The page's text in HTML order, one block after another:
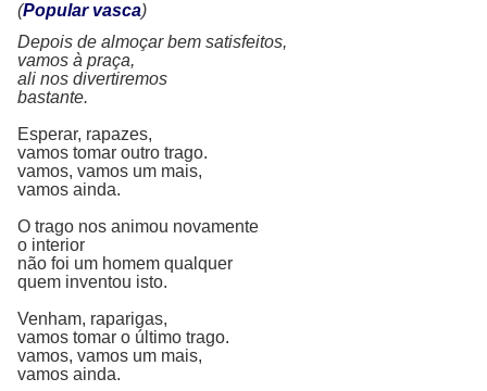
(Popular vasca)
Depois de almoçar bem satisfeitos,
vamos à praça,
ali nos divertiremos
bastante.
Esperar, rapazes,
vamos tomar outro trago.
vamos, vamos um mais,
vamos ainda.
O trago nos animou novamente
o interior
não foi um homem qualquer
quem inventou isto.
Venham, raparigas,
vamos tomar o último trago.
vamos, vamos um mais,
vamos ainda.